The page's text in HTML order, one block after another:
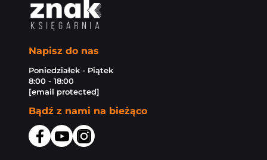
Napisz do nas
Poniedziałek - Piątek
8:00 - 18:00
[email protected]
Bądź z nami na bieżąco